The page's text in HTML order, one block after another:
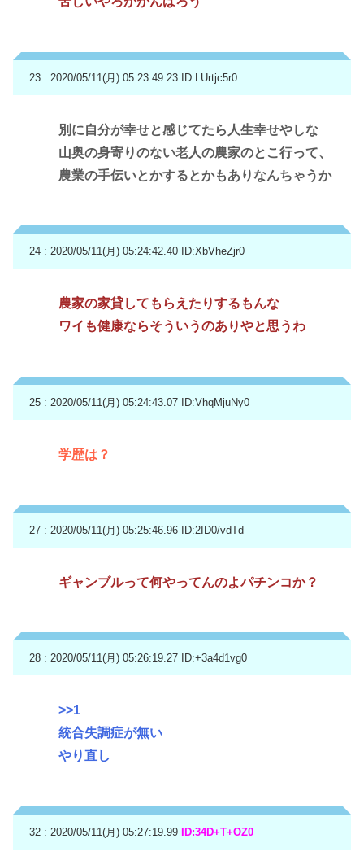
23 : 2020/05/11(月) 05:23:49.23 ID:LUrtjc5r0
別に自分が幸せと感じてたら人生幸せやしな
山奥の身寄りのない老人の農家のとこ行って、
農業の手伝いとかするとかもありなんちゃうか
24 : 2020/05/11(月) 05:24:42.40 ID:XbVheZjr0
農家の家貸してもらえたりするもんな
ワイも健康ならそういうのありやと思うわ
25 : 2020/05/11(月) 05:24:43.07 ID:VhqMjuNy0
学歴は？
27 : 2020/05/11(月) 05:25:46.96 ID:2ID0/vdTd
ギャンブルって何やってんのよパチンコか？
28 : 2020/05/11(月) 05:26:19.27 ID:+3a4d1vg0
>>1
統合失調症が無い
やり直し
32 : 2020/05/11(月) 05:27:19.99 ID:34D+T+OZ0